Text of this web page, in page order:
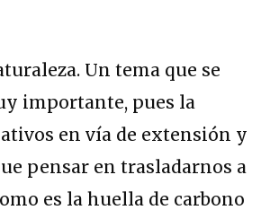
Un tema que se
importante, pues la
en vía de extensión y
pensar en trasladarnos a
es la huella de carbono